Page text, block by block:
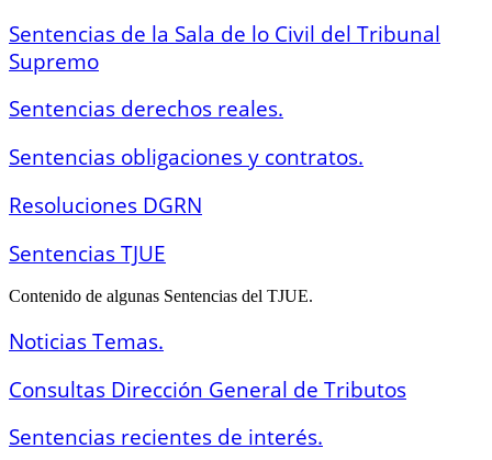
Sentencias de la Sala de lo Civil del Tribunal
Supremo
Sentencias derechos reales.
Sentencias obligaciones y contratos.
Resoluciones DGRN
Sentencias TJUE
Contenido de algunas Sentencias del TJUE.
Noticias Temas.
Consultas Dirección General de Tributos
Sentencias recientes de interés.